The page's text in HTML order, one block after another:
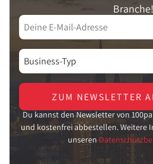
Branche!
ZUM NEWSLETTER
Du kannst den Newsletter von
und kostenfrei abbestellen. Weitere
unseren